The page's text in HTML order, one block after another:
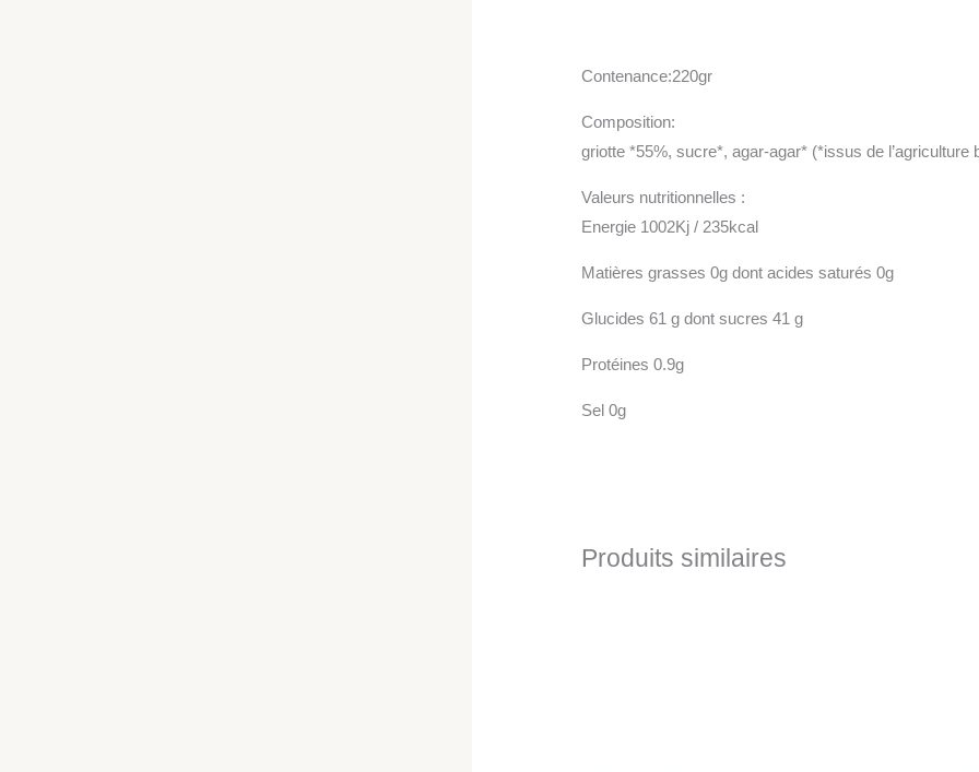
Contenance:220gr
Composition:
griotte *55%, sucre*, agar-agar* (*issus de l’agriculture
Valeurs nutritionnelles :
Energie 1002Kj / 235kcal
Matières grasses 0g dont acides saturés 0g
Glucides 61 g dont sucres 41 g
Protéines 0.9g
Sel 0g
Produits similaires